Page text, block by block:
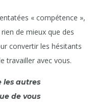
« compétence »,
de mieux que des
convertir les hésitants
travailler avec vous.
les autres
de vous